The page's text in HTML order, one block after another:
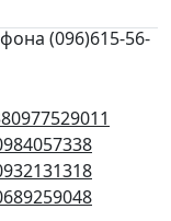
(096)615-56-